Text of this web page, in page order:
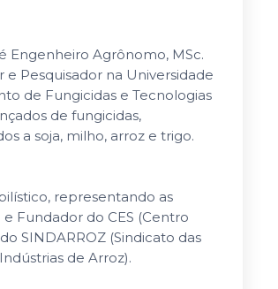
é Engenheiro Agrônomo, MSc.
Pesquisador na Universidade
de Fungicidas e Tecnologias
de fungicidas,
a soja, milho, arroz e trigo.
representando as
Fundador do CES (Centro
SINDARROZ (Sindicato das
de Arroz).